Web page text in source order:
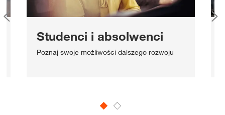
Studenci i absolwenci
Poznaj swoje możliwości dalszego rozwoju